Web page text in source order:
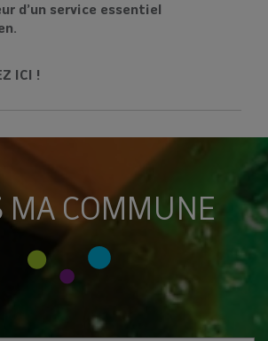
d’un service essentiel
ICI !
MA COMMUNE